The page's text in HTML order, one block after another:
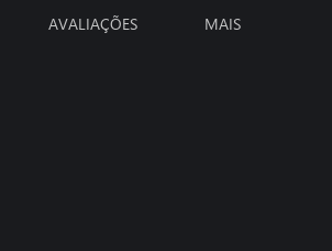
AVALIAÇÕES MAIS